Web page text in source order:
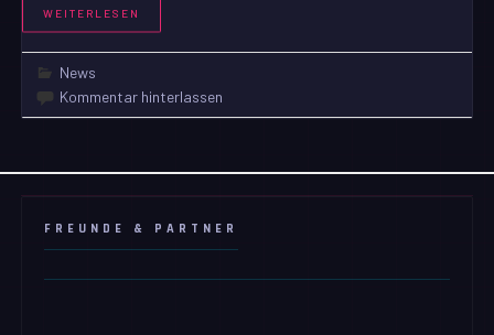
WEITERLESEN
News
Kommentar hinterlassen
FREUNDE & PARTNER